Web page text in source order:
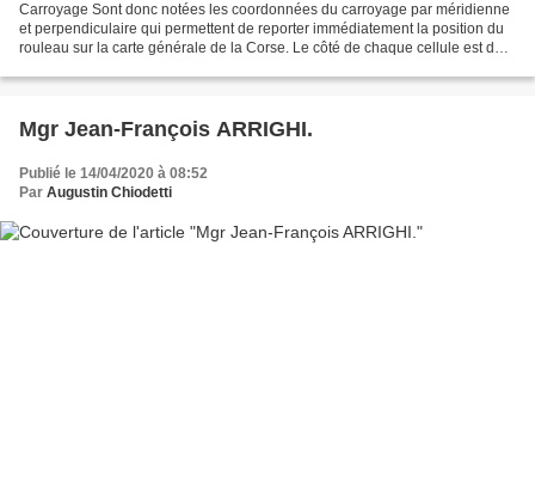
Carroyage Sont donc notées les coordonnées du carroyage par méridienne
et perpendiculaire qui permettent de reporter immédiatement la position du
rouleau sur la carte générale de la Corse. Le côté de chaque cellule est de
Mgr Jean-François ARRIGHI.
Publié le 14/04/2020 à 08:52
Par Augustin Chiodetti